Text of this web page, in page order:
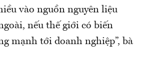
vào nguồn nguyên liệu
nếu thế giới có biến
mạnh tới doanh nghiệp”, bà